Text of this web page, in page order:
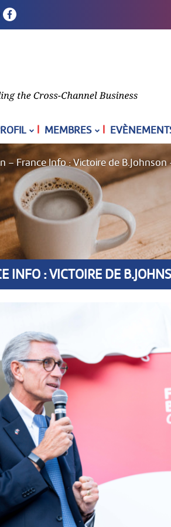
MEMBRES
– France Info : Victoire de
INFO : VICTOIRE DE